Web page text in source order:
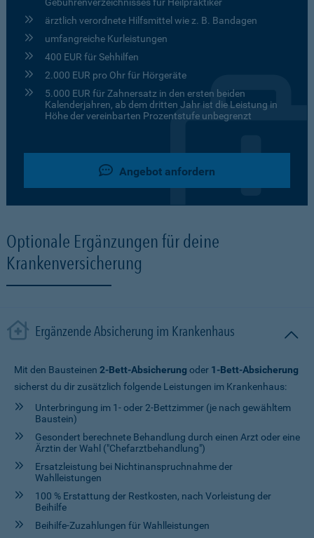
ärztlich verordnete Hilfsmittel wie z. B. Bandagen
umfangreiche Kurleistungen
400 EUR für Sehhilfen
2.000 EUR pro Ohr für Hörgeräte
5.000 EUR für Zahnersatz in den ersten beiden
Kalenderjahren, ab dem dritten Jahr ist die Leistung in
Höhe der vereinbarten Prozentstufe unbegrenzt
Angebot anfordern
Optionale Ergänzungen für deine
Krankenversicherung
Ergänzende Absicherung im Krankenhaus
Mit den Bausteinen 2-Bett-Absicherung oder 1-Bett-Absicherung
sicherst du dir zusätzlich folgende Leistungen im Krankenhaus:
Unterbringung im 1- oder 2-Bettzimmer (je nach gewähltem
Baustein)
Gesondert berechnete Behandlung durch einen Arzt oder eine
Ärztin der Wahl ("Chefarztbehandlung")
Ersatzleistung bei Nichtinanspruchnahme der
Wahlleistungen
100 % Erstattung der Restkosten, nach Vorleistung der
Beihilfe
Beihilfe-Zuzahlungen für Wahlleistungen